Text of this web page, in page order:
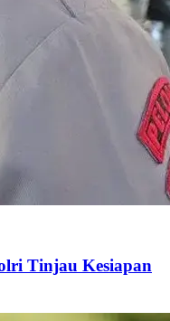
Tinjau Kesiapan